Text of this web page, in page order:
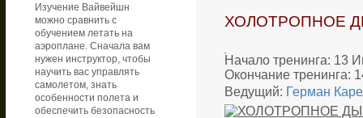
Изучение Вайвейшн
можно сравнить с
обучением летать на
аэроплане. Сначала вам
нужен инструктор, чтобы
научить вас управлять
самолетом, знать
особенности полета и
обеспечить безопасность
ХОЛОТРОПНОЕ
Начало тренинга: 13
Окончание тренинга:
Ведущий: Герман